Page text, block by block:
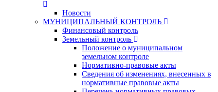
Новости
МУНИЦИПАЛЬНЫЙ КОНТРОЛЬ
Финансовый контроль
Земельный контроль
Положение о муниципальном
земельном контроле
Нормативно-правовые акты
Сведения об изменениях, внесенных в
нормативные правовые акты